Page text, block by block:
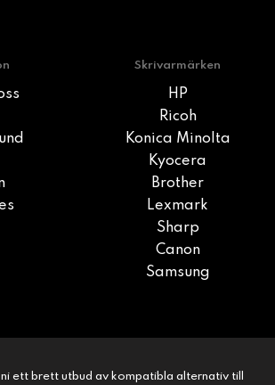
Skrivarmärken
HP
Ricoh
Konica Minolta
Kyocera
Brother
Lexmark
Sharp
Canon
Samsung
ett brett utbud av kompatibla alternativ till